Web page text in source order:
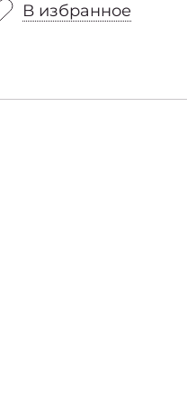
В избранное